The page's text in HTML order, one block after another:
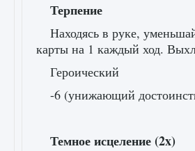
Терпение
Находясь в руке,
карты на 1 каждый ход.
Героический
-6 (унижающий
Темное исцеление (2x)